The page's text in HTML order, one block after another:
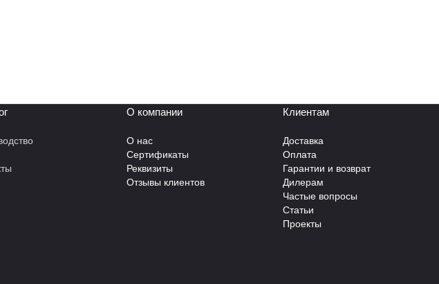
О компании
О нас
Сертификаты
Реквизиты
Отзывы клиентов
Клиентам
Доставка
Оплата
Гарантии и возврат
Дилерам
Частые вопросы
Статьи
Проекты